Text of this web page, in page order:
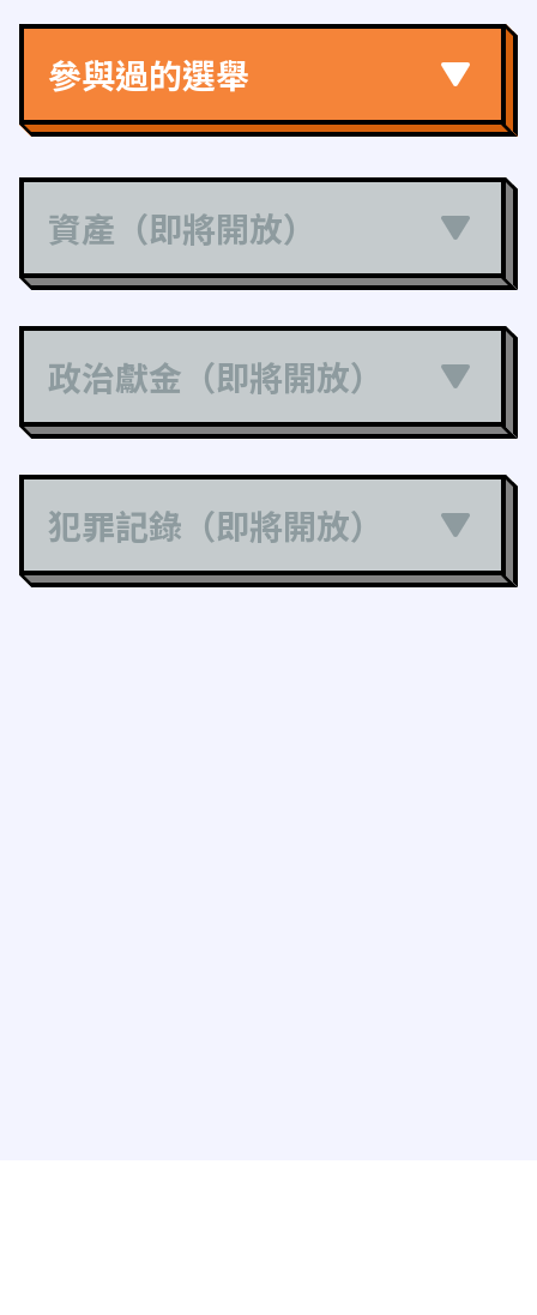
參與過的選舉
資產（即將開放）
政治獻金（即將開放）
犯罪記錄（即將開放）